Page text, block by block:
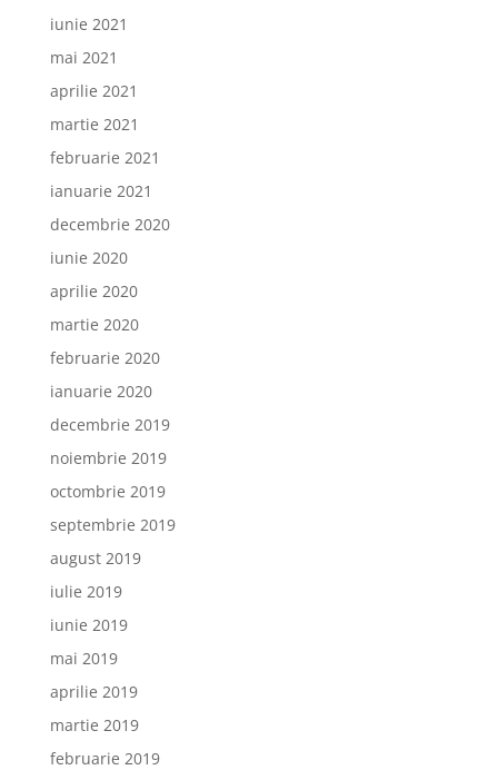
iunie 2021
mai 2021
aprilie 2021
martie 2021
februarie 2021
ianuarie 2021
decembrie 2020
iunie 2020
aprilie 2020
martie 2020
februarie 2020
ianuarie 2020
decembrie 2019
noiembrie 2019
octombrie 2019
septembrie 2019
august 2019
iulie 2019
iunie 2019
mai 2019
aprilie 2019
martie 2019
februarie 2019